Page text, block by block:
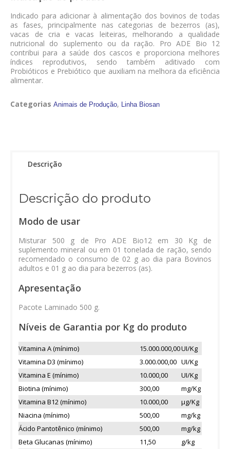
Indicado para adicionar à alimentação dos bovinos de todas
as fases, principalmente nas categorias de bezerros (as),
vacas de cria e vacas leiteiras, melhorando a qualidade
nutricional do suplemento ou da ração. Pro ADE Bio 12
contribui para a saúde dos cascos e proporciona melhores
índices reprodutivos, sendo também aditivado com
Probióticos e Prebiótico que auxiliam na melhora da eficiência
alimentar.
Categorias Animais de Produção, Linha Biosan
Descrição
Descrição do produto
Modo de usar
Misturar 500 g de Pro ADE Bio12 em 30 Kg de
suplemento mineral ou em 01 tonelada de ração, sendo
recomendado o consumo de 02 g ao dia para Bovinos
adultos e 01 g ao dia para bezerros (as).
Apresentação
Pacote Laminado 500 g.
Níveis de Garantia por Kg do produto
Vitamina A (mínimo) 15.000.000,00UI/Kg
Vitamina D3 (mínimo)
3.000.000,00 UI/Kg
Vitamina E (mínimo)
10.000,00
UI/Kg
Biotina (mínimo)
300,00
mg/Kg
Vitamina B12 (mínimo)
10.000,00
μg/Kg
Niacina (mínimo)
500,00
mg/kg
Ácido Pantotênico (mínimo)
500,00
mg/kg
Beta Glucanas (mínimo)
11,50
g/kg